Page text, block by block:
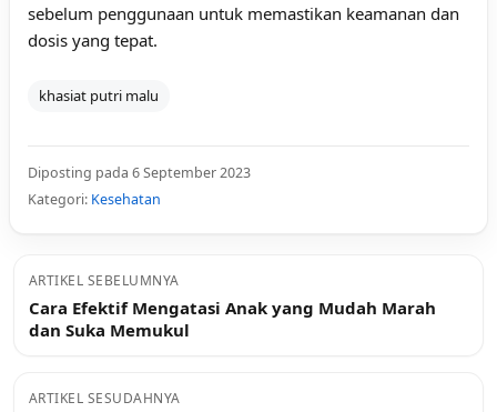
sebelum penggunaan untuk memastikan keamanan dan
dosis yang tepat.
khasiat putri malu
Diposting pada 6 September 2023
Kategori: Kesehatan
ARTIKEL SEBELUMNYA
Cara Efektif Mengatasi Anak yang Mudah Marah
dan Suka Memukul
ARTIKEL SESUDAHNYA